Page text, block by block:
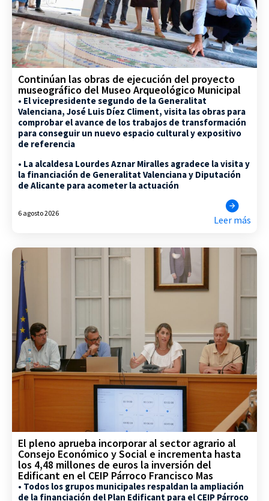
Continúan las obras de ejecución del proyecto
museográfico del Museo Arqueológico Municipal
• El vicepresidente segundo de la Generalitat
Valenciana, José Luis Díez Climent, visita las obras para
comprobar el avance de los trabajos de transformación
para conseguir un nuevo espacio cultural y expositivo
de referencia
• La alcaldesa Lourdes Aznar Miralles agradece la visita y
la financiación de Generalitat Valenciana y Diputación
de Alicante para acometer la actuación
6 agosto 2026
Leer más
El pleno aprueba incorporar al sector agrario al
Consejo Económico y Social e incrementa hasta
los 4,48 millones de euros la inversión del
Edificant en el CEIP Párroco Francisco Mas
• Todos los grupos municipales respaldan la ampliación
de la financiación del Plan Edificant para el CEIP Párroco